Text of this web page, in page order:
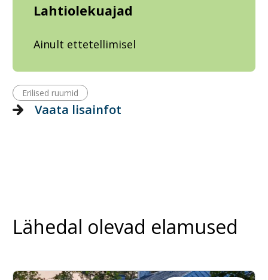
Lahtiolekuajad
Ainult ettetellimisel
Erilised ruumid
Vaata lisainfot
Lähedal olevad elamused